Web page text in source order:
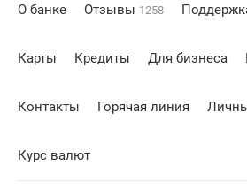
О банке Отзывы 1258
Карты Кредиты Для бизнеса
Контакты Горячая линия
Курс валют